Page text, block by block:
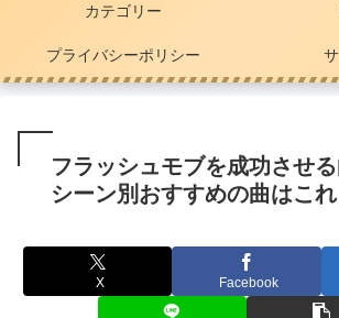
カテゴリー
プライバシーポリシー
フラッシュモブを成功させる
シーン別おすすめの曲はこれ
X Facebook